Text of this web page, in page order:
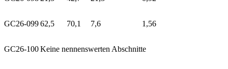
GC26-09962,5 70,1 7,6 1,56
GC26-100Keine nennenswerten Abschnitte